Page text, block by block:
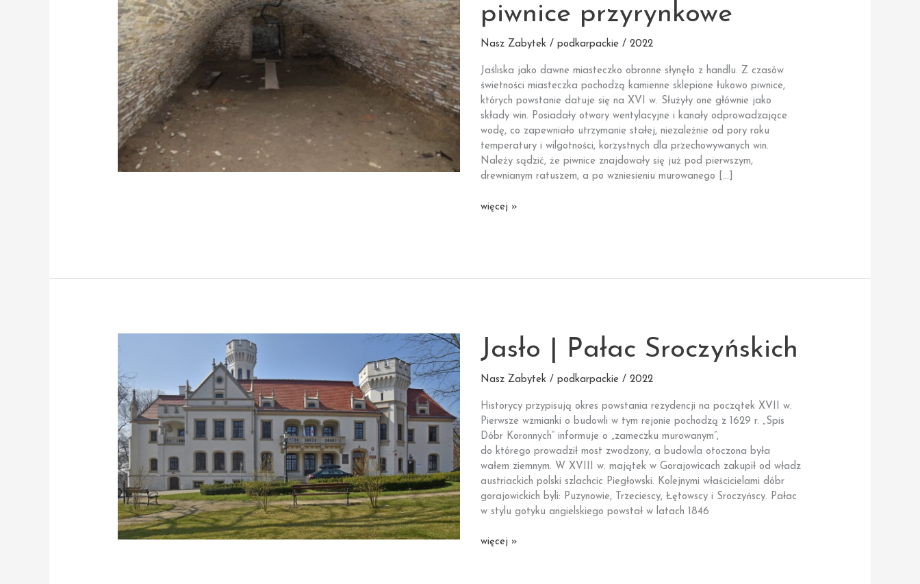
piwnice przyrynkowe
Nasz Zabytek / podkarpackie / 2022
Jaśliska jako dawne miasteczko obronne słynęło z handlu. Z czasów
świetności miasteczka pochodzą kamienne sklepione łukowo piwnice,
których powstanie datuje się na XVI w. Służyły one głównie jako
składy win. Posiadały otwory wentylacyjne i kanały odprowadzające
wodę, co zapewniało utrzymanie stałej, niezależnie od pory roku
temperatury i wilgotności, korzystnych dla przechowywanych win.
Należy sądzić, że piwnice znajdowały się już pod pierwszym,
drewnianym ratuszem, a po wzniesieniu murowanego […]
Jaśliska
więcej »
Jasło | Pałac Sroczyńskich
Nasz Zabytek / podkarpackie / 2022
Historycy przypisują okres powstania rezydencji na początek XVII w.
Pierwsze wzmianki o budowli w tym rejonie pochodzą z 1629 r. „Spis
Dóbr Koronnych” informuje o „zameczku murowanym”,
do którego prowadził most zwodzony, a budowla otoczona była
wałem ziemnym. W XVIII w. majątek w Gorajowicach zakupił od władz
austriackich polski szlachcic Piegłowski. Kolejnymi właścicielami dóbr
gorajowickich byli: Puzynowie, Trzeciescy, Łętowscy i Sroczyńscy. Pałac
w stylu gotyku angielskiego powstał w latach 1846
Jasło
więcej »